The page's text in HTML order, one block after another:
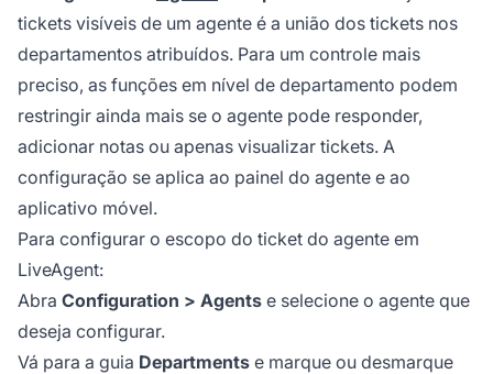
tickets visíveis de um agente é a união dos tickets nos
departamentos atribuídos. Para um controle mais
preciso, as funções em nível de departamento podem
restringir ainda mais se o agente pode responder,
adicionar notas ou apenas visualizar tickets. A
configuração se aplica ao painel do agente e ao
aplicativo móvel.
Para configurar o escopo do ticket do agente em
LiveAgent:
Abra Configuration > Agents e selecione o agente que
deseja configurar.
Vá para a guia Departments e marque ou desmarque